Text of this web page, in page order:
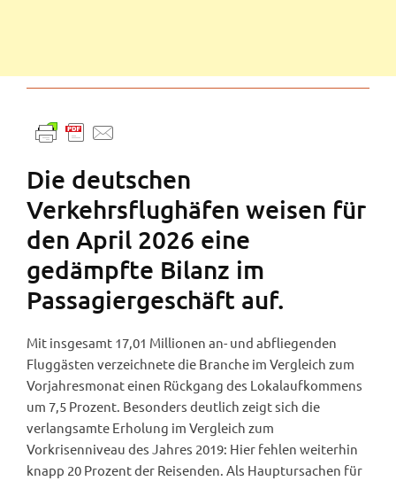
Die deutschen
Verkehrsflughäfen weisen für
den April 2026 eine
gedämpfte Bilanz im
Passagiergeschäft auf.
Mit insgesamt 17,01 Millionen an- und abfliegenden
Fluggästen verzeichnete die Branche im Vergleich zum
Vorjahresmonat einen Rückgang des Lokalaufkommens
um 7,5 Prozent. Besonders deutlich zeigt sich die
verlangsamte Erholung im Vergleich zum
Vorkrisenniveau des Jahres 2019: Hier fehlen weiterhin
knapp 20 Prozent der Reisenden. Als Hauptursachen für